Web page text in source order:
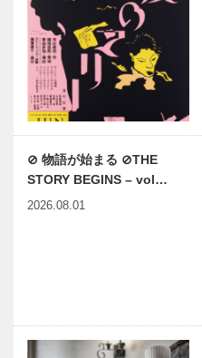
⊘ 物語が始まる ⊘THE
STORY BEGINS – vol…
2026.08.01